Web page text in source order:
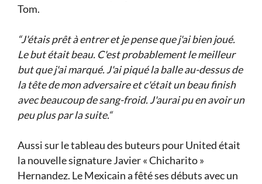
Tom.
“J'étais prêt à entrer et je pense que j'ai bien joué.
Le but était beau. C'est probablement le meilleur
but que j'ai marqué. J'ai piqué la balle au-dessus de
la tête de mon adversaire et c'était un beau finish
avec beaucoup de sang-froid. J'aurai pu en avoir un
peu plus par la suite.“
Aussi sur le tableau des buteurs pour United était
la nouvelle signature Javier « Chicharito »
Hernandez. Le Mexicain a fêté ses débuts avec un